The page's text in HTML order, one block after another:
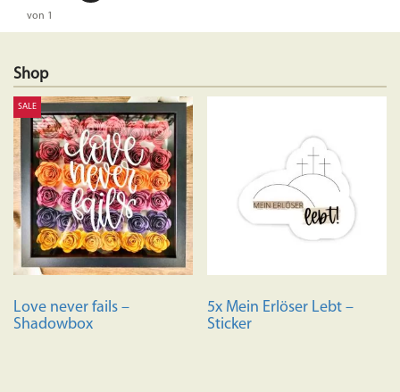
von 1
Shop
SALE
Love never fails –
Shadowbox
5x Mein Erlöser Lebt –
Sticker